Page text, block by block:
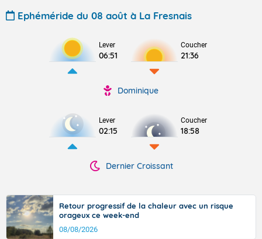
Ephéméride du 08 août à La Fresnais
Lever
06:51
Coucher
21:36
Dominique
Lever
02:15
Coucher
18:58
Dernier Croissant
Retour progressif de la chaleur avec un risque
orageux ce week-end
08/08/2026